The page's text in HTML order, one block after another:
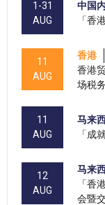
1-31
AUG
中国
「香
11
AUG
香港
香港
场税
11
AUG
马来
「成
12
AUG
马来
「香
会暨